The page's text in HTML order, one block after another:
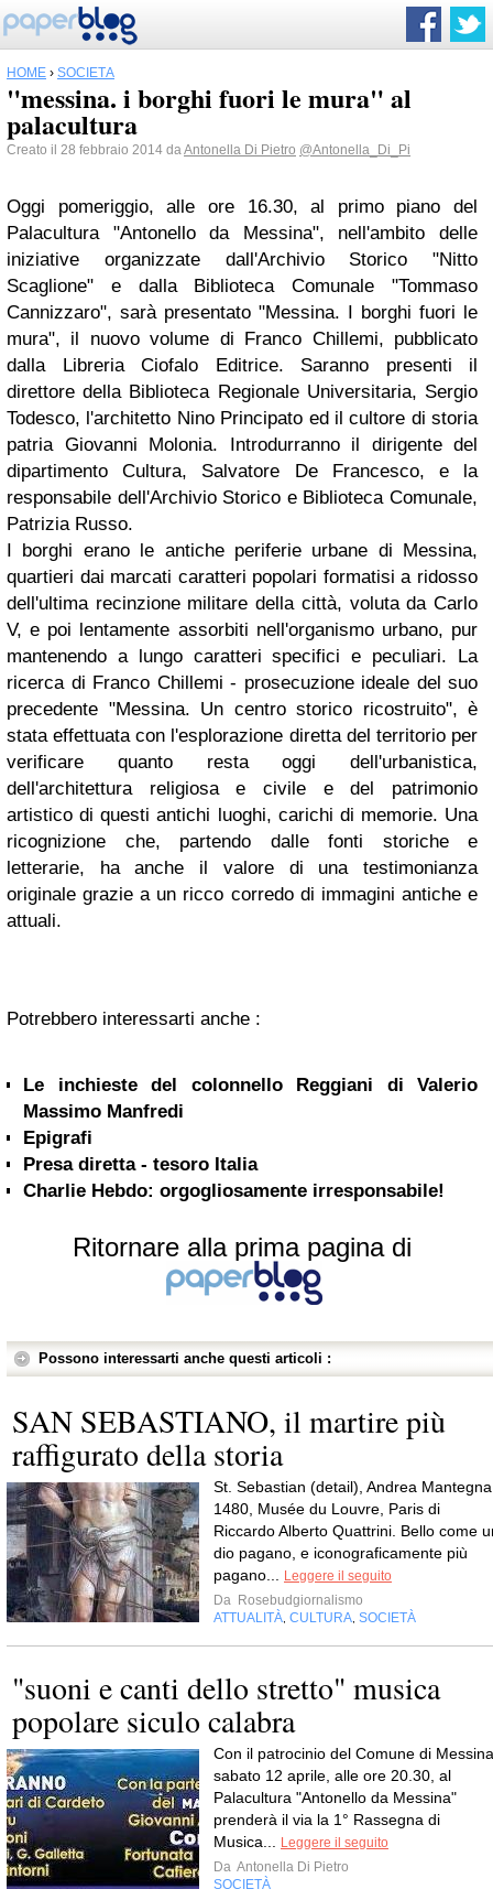
HOME › SOCIETÀ
"messina. i borghi fuori le mura" al
palacultura
Creato il 28 febbraio 2014 daAntonella Di Pietro @Antonella_Di_Pi
Oggi pomeriggio, alle ore 16.30, al primo piano del
Palacultura "Antonello da Messina", nell'ambito delle
iniziative organizzate dall'Archivio Storico "Nitto
Scaglione" e dalla Biblioteca Comunale "Tommaso
Cannizzaro", sarà presentato "Messina. I borghi fuori le
mura", il nuovo volume di Franco Chillemi, pubblicato
dalla Libreria Ciofalo Editrice. Saranno presenti il
direttore della Biblioteca Regionale Universitaria, Sergio
Todesco, l'architetto Nino Principato ed il cultore di storia
patria Giovanni Molonia. Introdurranno il dirigente del
dipartimento Cultura, Salvatore De Francesco, e la
responsabile dell'Archivio Storico e Biblioteca Comunale,
Patrizia Russo.
I borghi erano le antiche periferie urbane di Messina,
quartieri dai marcati caratteri popolari formatisi a ridosso
dell'ultima recinzione militare della città, voluta da Carlo
V, e poi lentamente assorbiti nell'organismo urbano, pur
mantenendo a lungo caratteri specifici e peculiari. La
ricerca di Franco Chillemi - prosecuzione ideale del suo
precedente "Messina. Un centro storico ricostruito", è
stata effettuata con l'esplorazione diretta del territorio per
verificare quanto resta oggi dell'urbanistica,
dell'architettura religiosa e civile e del patrimonio
artistico di questi antichi luoghi, carichi di memorie. Una
ricognizione che, partendo dalle fonti storiche e
letterarie, ha anche il valore di una testimonianza
originale grazie a un ricco corredo di immagini antiche e
attuali.
Potrebbero interessarti anche :
Le inchieste del colonnello Reggiani di Valerio
Massimo Manfredi
Epigrafi
Presa diretta - tesoro Italia
Charlie Hebdo: orgogliosamente irresponsabile!
Ritornare alla prima pagina di
Possono interessarti anche questi articoli :
SAN SEBASTIANO, il martire più
raffigurato della storia
St. Sebastian (detail), Andrea
1480, Musée du Louvre, Paris di
Riccardo Alberto Quattrini. Bello come
dio pagano, e iconograficamente più
pagano...
Leggere il seguito
Da Rosebudgiornalismo
ATTUALITÀ CULTURA SOCIETÀ
"suoni e canti dello stretto" musica
popolare siculo calabra
Con il patrocinio del Comune di
sabato 12 aprile, alle ore 20.30, al
Palacultura "Antonello da Messina"
prenderà il via la 1° Rassegna di
Musica...
Leggere il seguito
Da Antonella Di Pietro
SOCIETÀ